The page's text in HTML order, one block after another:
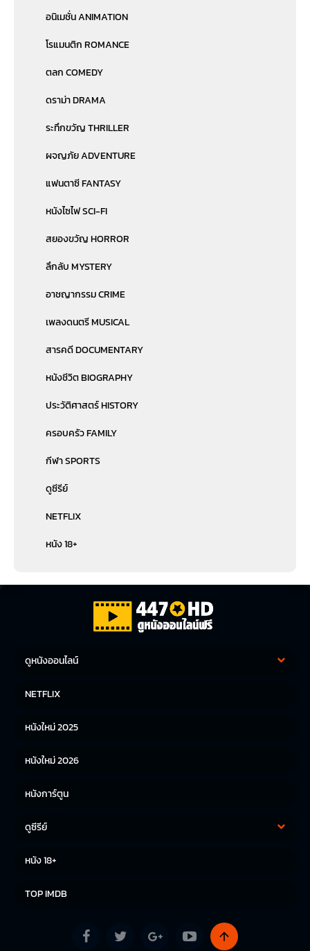
อนิเมชั่น ANIMATION
โรแมนติก ROMANCE
ตลก COMEDY
ดราม่า DRAMA
ระทึกขวัญ THRILLER
ผจญภัย ADVENTURE
แฟนตาซี FANTASY
หนังไซไฟ SCI-FI
สยองขวัญ HORROR
ลึกลับ MYSTERY
อาชญากรรม CRIME
เพลงดนตรี MUSICAL
สารคดี DOCUMENTARY
หนังชีวิต BIOGRAPHY
ประวัติศาสตร์ HISTORY
ครอบครัว FAMILY
กีฬา SPORTS
ดูซีรีย์
NETFLIX
หนัง 18+
ดูหนังออนไลน์
หนังญี่ปุ่น
NETFLIX
หนังใหม่ 2025
หนังใหม่ 2026
หนังการ์ตูน
ดูซีรีย์
หนัง 18+
TOP IMDB